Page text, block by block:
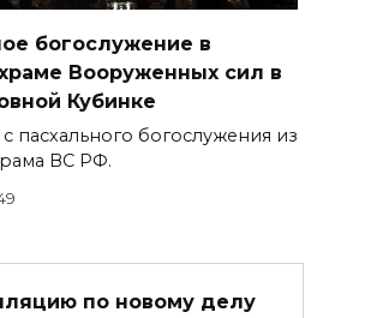
богослужение в
Вооруженных сил в
Кубинке
пасхального богослужения из
ВС РФ.
по новому делу